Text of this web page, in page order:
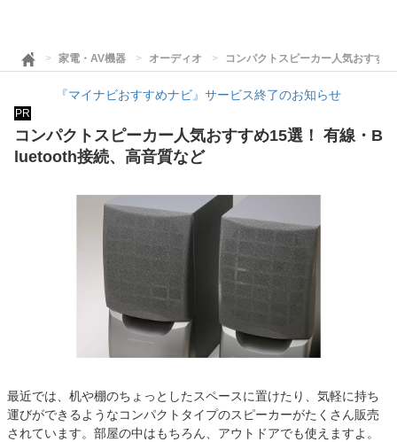
家電・AV機器 オーディオ コンパクトスピーカー人気おすす
『マイナビおすすめナビ』サービス終了のお知らせ
PR
コンパクトスピーカー人気おすすめ15選！ 有線・B
luetooth接続、高音質など
最近では、机や棚のちょっとしたスペースに置けたり、気軽に持ち
運びができるようなコンパクトタイプのスピーカーがたくさん販売
されています。部屋の中はもちろん、アウトドアでも使えますよ。